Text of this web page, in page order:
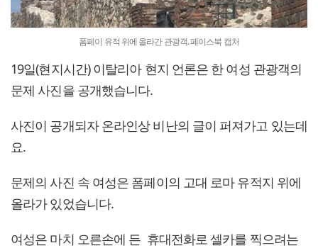
폼페이 유적 위에 올라간 관광객. 페이스북 캡처
19일(현지시간) 이탈리아 현지 언론은 한 여성 관광객의
문제 사진을 공개했습니다.
사진이 공개되자 온라인상 비난의 글이 퍼져가고 있는데
요.
문제의 사진 속 여성은 폼페이의 고대 로마 유적지 위에
올라가 있었습니다.
여성은 마치 오른손에 든 휴대전화로 셀카를 찍으려는